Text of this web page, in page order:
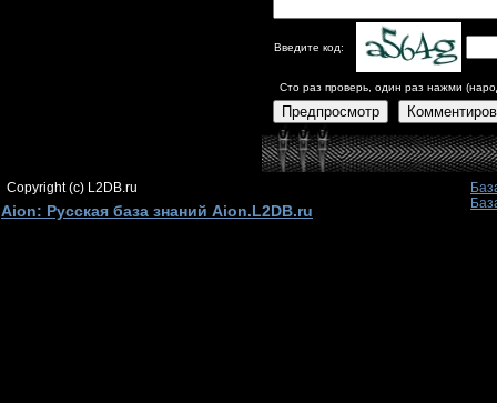
Введите код:
Сто раз проверь, один раз нажми
Предпросмотр
Copyright (c) L2DB.ru
Aion: Русская база знаний Aion.L2DB.ru